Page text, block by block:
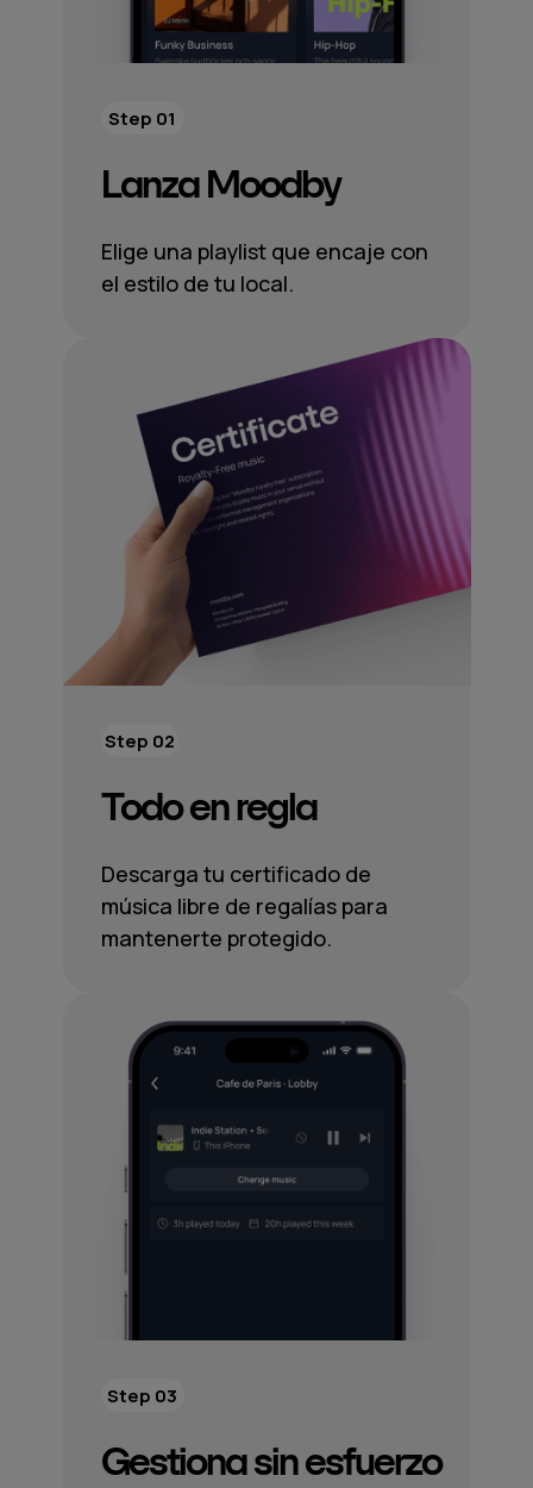
Lanza Moodby
Elige una playlist que encaje con
el estilo de tu local.
Step 01
Todo en regla
Descarga tu certificado de
música libre de regalías para
mantenerte protegido.
Step 02
Gestiona sin esfuerzo
Step 03